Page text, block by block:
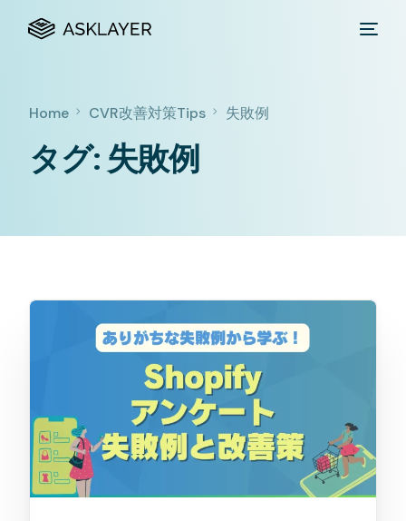
Home CVR改善対策Tips 失敗例
タグ:失敗例